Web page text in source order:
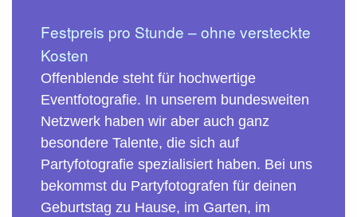
Festpreis pro Stunde – ohne versteckte
Kosten
Offenblende steht für hochwertige
Eventfotografie. In unserem bundesweiten
Netzwerk haben wir aber auch ganz
besondere Talente, die sich auf
Partyfotografie spezialisiert haben. Bei uns
bekommst du Partyfotografen für deinen
Geburtstag zu Hause, im Garten, im